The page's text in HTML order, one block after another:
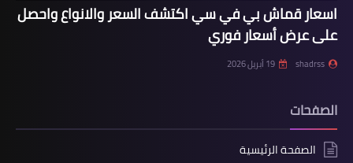
اسعار قماش بي في سي اكتشف السعر والانواع واحصل
على عرض أسعار فوري
shadrss 19 أبريل 2026
الصفحات
الصفحة الرئيسية